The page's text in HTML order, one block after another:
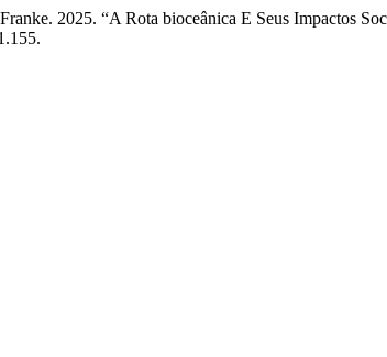
2025. “A Rota bioceânica E Seus Impactos